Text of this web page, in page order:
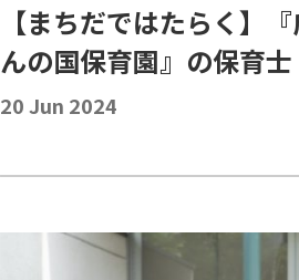
【まちだではたらく】
んの国保育園』の保育
20 Jun 2024